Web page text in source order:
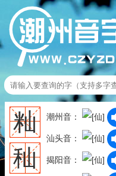
籼
秈
潮州音：
汕头音：
揭阳音：